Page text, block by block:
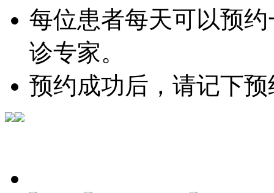
每位患者每天可以预
诊专家。
预约成功后，请记下